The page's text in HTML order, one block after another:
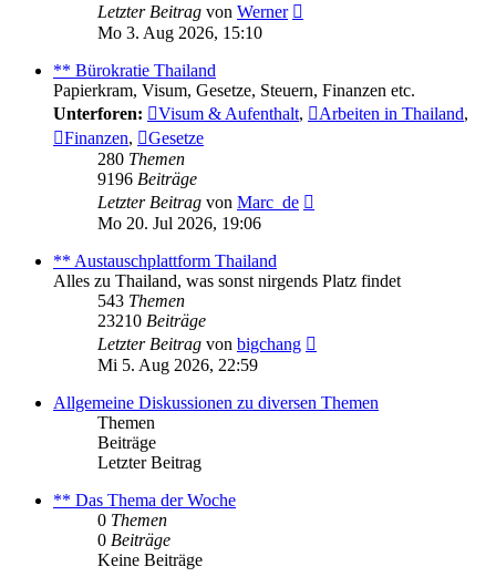
Letzter Beitrag von Werner
Mo 3. Aug 2026, 15:10
** Bürokratie Thailand
Papierkram, Visum, Gesetze, Steuern, Finanzen etc.
Unterforen:
Visum & Aufenthalt, Arbeiten in Thailand,
Finanzen,
Gesetze
280 Themen
9196 Beiträge
Letzter Beitrag von Marc_de
Mo 20. Jul 2026, 19:06
** Austauschplattform Thailand
Alles zu Thailand, was sonst nirgends Platz findet
543 Themen
23210 Beiträge
Letzter Beitrag von bigchang
Mi 5. Aug 2026, 22:59
Allgemeine Diskussionen zu diversen Themen
Themen
Beiträge
Letzter Beitrag
** Das Thema der Woche
0 Themen
0 Beiträge
Keine Beiträge